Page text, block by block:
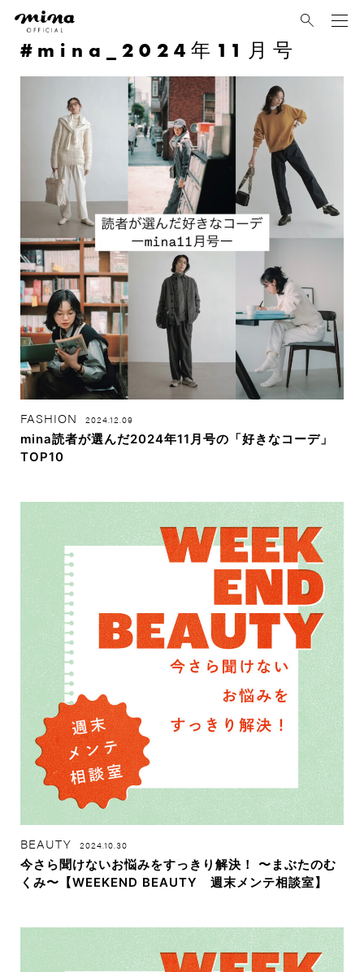
mina_2024年11月号
FASHION 2024.12.09
mina読者が選んだ2024年11月号の「好きなコーデ」
TOP10
BEAUTY 2024.10.30
今さら聞けないお悩みをすっきり解決！ 〜まぶたのむ
くみ〜【WEEKEND BEAUTY 週末メンテ相談室】